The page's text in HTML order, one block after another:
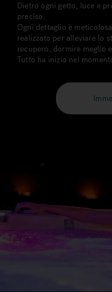
Dietro ogni getto, luce e
preciso.
Ogni dettaglio è
realizzato per alleviare lo
recupero, dormire meglio
Tutto ha inizio nel